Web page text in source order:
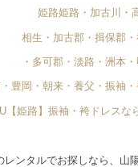
姫路姫路・加古川・
相生・加古郡・揖保郡
・多可郡・淡路・洲本
豊岡・朝来・養父・振袖
【姫路】振袖・袴ドレスな
レンタルでお探しなら、山